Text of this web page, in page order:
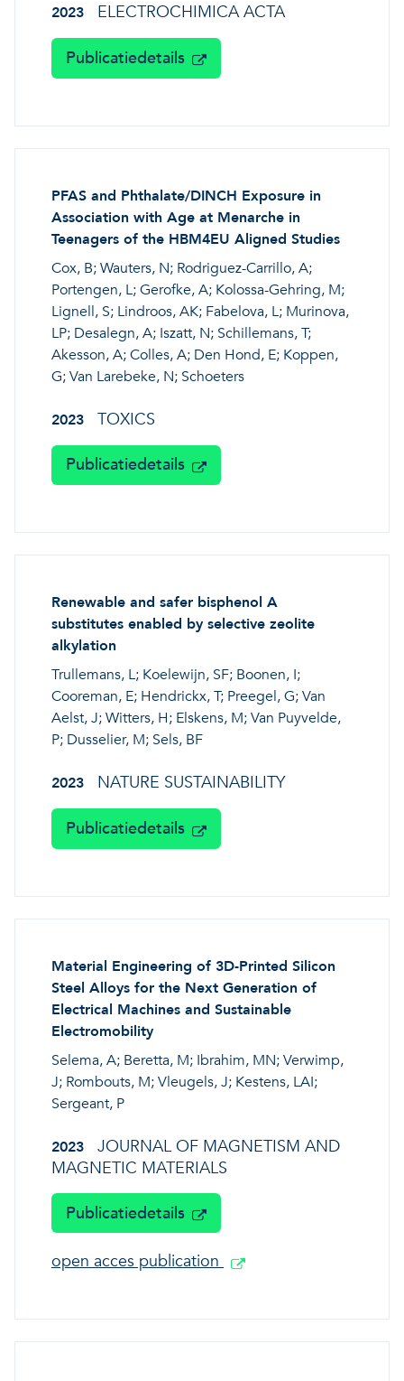
2023 ELECTROCHIMICA ACTA
Publicatiedetails
PFAS and Phthalate/DINCH Exposure in
Association with Age at Menarche in
Teenagers of the HBM4EU Aligned Studies
Cox, B; Wauters, N; Rodriguez-Carrillo, A;
Portengen, L; Gerofke, A; Kolossa-Gehring, M;
Lignell, S; Lindroos, AK; Fabelova, L; Murinova,
LP; Desalegn, A; Iszatt, N; Schillemans, T;
Akesson, A; Colles, A; Den Hond, E; Koppen,
G; Van Larebeke, N; Schoeters
2023 TOXICS
Publicatiedetails
Renewable and safer bisphenol A
substitutes enabled by selective zeolite
alkylation
Trullemans, L; Koelewijn, SF; Boonen, I;
Cooreman, E; Hendrickx, T; Preegel, G; Van
Aelst, J; Witters, H; Elskens, M; Van Puyvelde,
P; Dusselier, M; Sels, BF
2023 NATURE SUSTAINABILITY
Publicatiedetails
Material Engineering of 3D-Printed Silicon
Steel Alloys for the Next Generation of
Electrical Machines and Sustainable
Electromobility
Selema, A; Beretta, M; Ibrahim, MN; Verwimp,
J; Rombouts, M; Vleugels, J; Kestens, LAI;
Sergeant, P
2023 JOURNAL OF MAGNETISM AND
MAGNETIC MATERIALS
Publicatiedetails
open acces publication